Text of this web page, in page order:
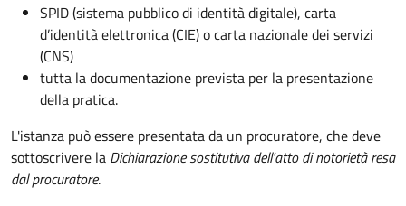
SPID (sistema pubblico di identità digitale), carta
d’identità elettronica (CIE) o carta nazionale dei servizi
(CNS)
tutta la documentazione prevista per la presentazione
della pratica.
L'istanza può essere presentata da un procuratore, che deve
sottoscrivere la Dichiarazione sostitutiva dell'atto di notorietà resa
dal procuratore.